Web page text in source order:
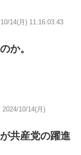
14(月) 11:16:03.43
か。
2024/10/14(月)
共産党の躍進